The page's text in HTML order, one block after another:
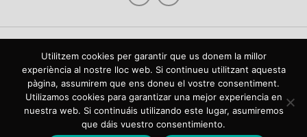
Copyright © 2021 NHLmania.com. Tots els drets reservats / Todos los derechos
reservados. NHLmania és una web dedicada a la difusió de contingut sobre la
NHL, tant en català com en castellà. L'escut de NHLmania.com és propietat de la
web en qüestió. NHLmania es una web dedicada a la difusión de contenido sobre
la NHL, tanto en español como en catalán. El escudo deNHLmania.com es
propiedad de dicha web.
Utilitzem cookies per garantir que us donem la millor
experiència al nostre lloc web. Si continueu utilitzant aquesta
pàgina, assumirem que ens doneu el vostre consentiment.
Utilizamos cookies para garantizar una mejor experiencia en
nuestra web. Si continuáis utilizando este lugar, asumiremos
que dáis vuestro consentimiento.